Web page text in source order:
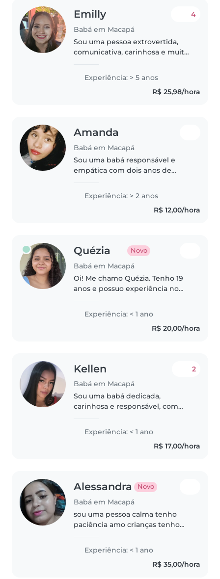
Emilly
Babá em Macapá
4
Sou uma pessoa extrovertida,
comunicativa, carinhosa e muito
facilidade em criar vínculo, gosto
de brincar, cantar, conversar e
participar ativamente da..
Experiência: > 5 anos
R$ 25,98/hora
Amanda
Babá em Macapá
Sou uma babá responsável e
empática com dois anos de
crianças de todas as idades,
incluindo crianças com autismo.
Adoro brincar e ajudar com
Experiência: > 2 anos
R$ 12,00/hora
Quézia Novo
Babá em Macapá
Oi! Me chamo Quézia. Tenho 19
anos e possuo experiência no
pessoa paciente e atenta. Amo
Experiência: < 1 ano
R$ 20,00/hora
Kellen
Babá em Macapá
2
Sou uma babá dedicada,
carinhosa e responsável, com
crianças de diferentes idades. Já
cuidei de uma criança de 2 anos
autista e de outra de 8 anos, o
Experiência: < 1 ano
R$ 17,00/hora
Alessandra Novo
Babá em Macapá
sou uma pessoa calma tenho
paciência amo crianças tenho
Experiência: < 1 ano
R$ 35,00/hora